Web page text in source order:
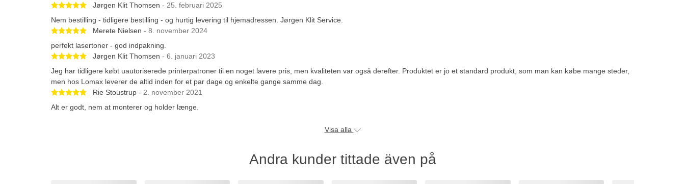
Betygsatt 5 av 5 stjärnor
Jørgen Klit Thomsen - 25. februari 2025
Nem bestilling - tidligere bestilling - og hurtig levering til hjemadressen. Jørgen Klit Service.
Betygsatt 5 av 5 stjärnor
Merete Nielsen - 8. november 2024
perfekt lasertoner - god indpakning.
Betygsatt 5 av 5 stjärnor
Jørgen Klit Thomsen - 6. januari 2023
Jeg har tidligere købt uautoriserede printerpatroner til en noget lavere pris, men kvaliteten var også derefter. Produktet er jo et standard produkt, som man kan købe mange steder,
men hos Lomax leverer de altid inden for et par dage og enkelte gange samme dag.
Betygsatt 5 av 5 stjärnor
Rie Stoustrup - 2. november 2021
Alt er godt, nem at monterer og holder længe.
Visa alla
Andra kunder tittade även på